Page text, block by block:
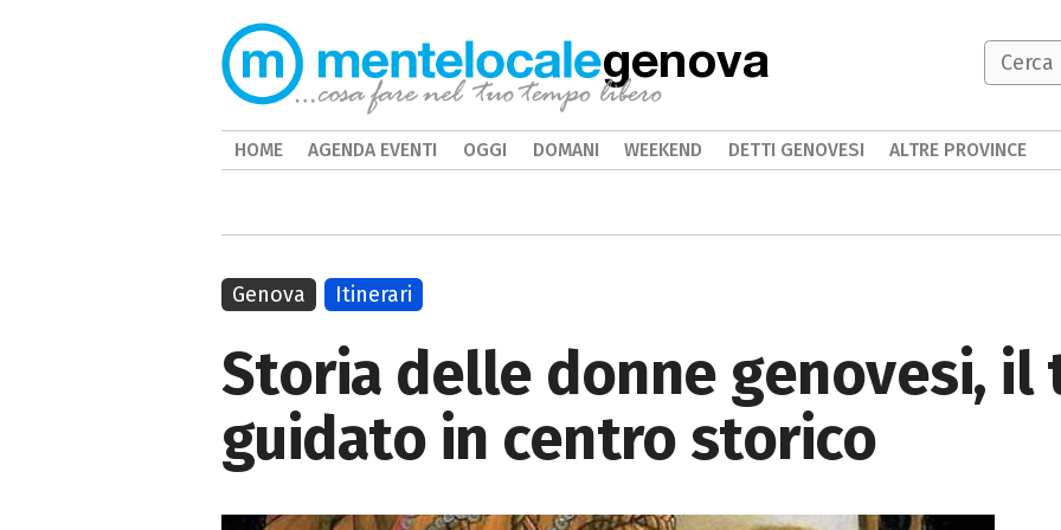
Storia delle donne genovesi, il
guidato in centro storico
Genova Itinerari
genova
HOME AGENDA EVENTI OGGI DOMANI WEEKEND DETTI GENOVESI ALTRE PROVINCE